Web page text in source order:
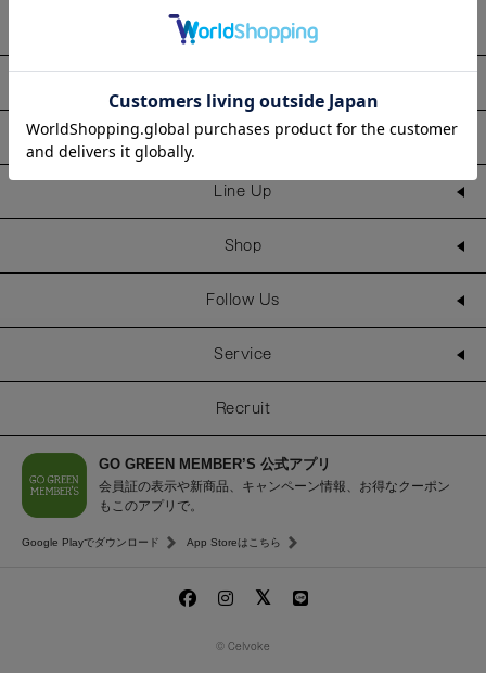
Information
Line Up
Shop
Follow Us
Service
Recruit
GO GREEN MEMBER’S 公式アプリ
会員証の表示や新商品、キャンペーン情報、お得なクーポン
もこのアプリで。
Google Playでダウンロード App Storeはこちら
© Celvoke